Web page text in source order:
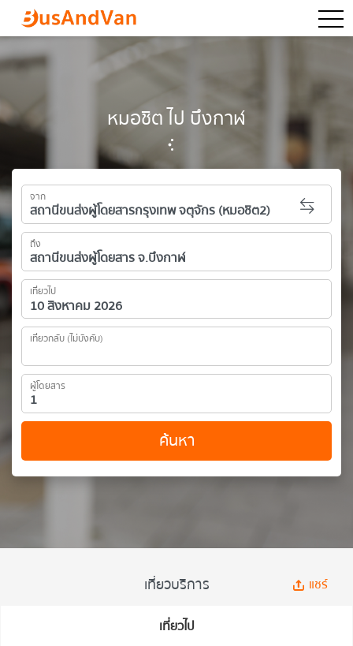
หมอชิต ไป บึงกาฬ
จาก
ถึง
เที่ยวไป
เที่ยวกลับ (ไม่บังคับ)
ผู้โดยสาร
ค้นหา
เที่ยวบริการ แชร์
เที่ยวไป